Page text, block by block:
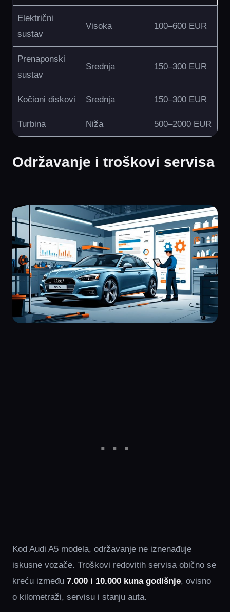
Električni
sustav
Visoka 100–600 EUR
Prenaponski
sustav
Srednja 150–300 EUR
Kočioni diskovi Srednja 150–300 EUR
Turbina Niža 500–2000 EUR
Održavanje i troškovi servisa
Kod Audi A5 modela, održavanje ne iznenađuje
iskusne vozače. Troškovi redovitih servisa obično se
kreću između 7.000 i 10.000 kuna godišnje, ovisno
o kilometraži, servisu i stanju auta.